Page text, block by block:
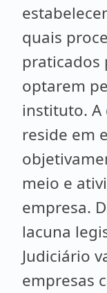
quais
praticados
optarem
instituto.
reside em
meio e
empresa.
lacuna
Judiciário
empresas